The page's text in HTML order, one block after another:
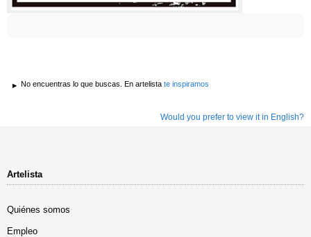
No encuentras lo que buscas. En artelista te inspiramos
Would you prefer to view it in English?
Artelista
Quiénes somos
Empleo